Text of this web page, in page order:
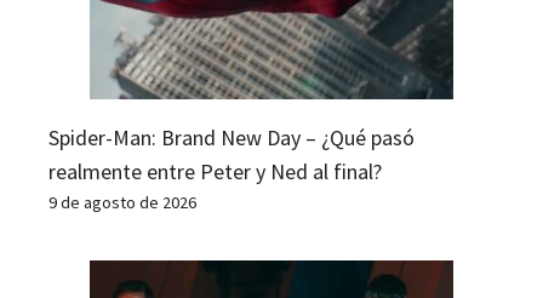
Spider-Man: Brand New Day – ¿Qué pasó
realmente entre Peter y Ned al final?
9 de agosto de 2026